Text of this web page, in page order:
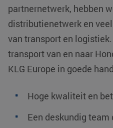
partnernetwerk, hebben
distributienetwerk en
van transport en
transport van en naar
KLG Europe in goede
Hoge kwaliteit en
Een deskundig